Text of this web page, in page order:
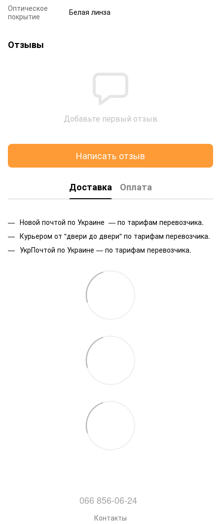
Оптическое
покрытие
Белая линза
Отзывы
Добавьте первый отзыв
Написать отзыв
Доставка Оплата
Новой почтой по Украине — по тарифам перевозчика.
Курьером от "двери до двери" по тарифам перевозчика.
УкрПочтой по Украине — по тарифам перевозчика.
066 856-06-24
Контакты